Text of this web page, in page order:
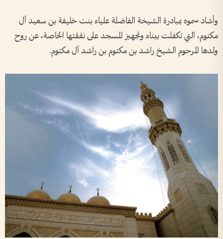
وأشاد سموه بمبادرة الشيخة الفاضلة علياء بنت خليفة بن سعيد آل
مكتوم، التي تكفلت ببناء وتجهيز المسجد على نفقتها الخاصة، عن روح
ولدها المرحوم الشيخ راشد بن مكتوم بن راشد آل مكتوم.